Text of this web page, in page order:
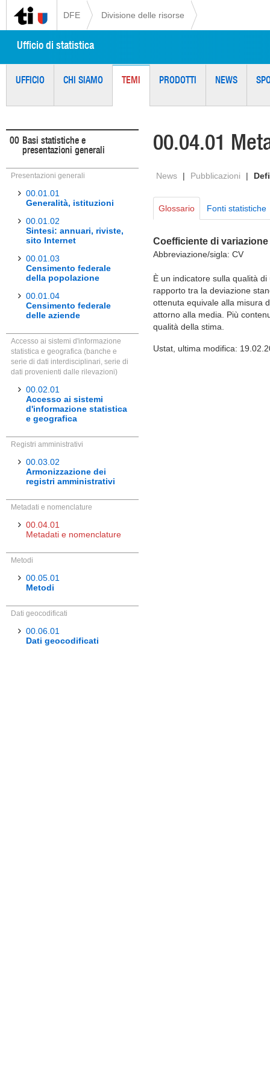
DFE Divisione delle risorse
Ufficio di statistica
UFFICIO CHI SIAMO TEMI PRODOTTI NEWS
00 Basi statistiche e
presentazioni generali
Presentazioni generali
00.01.01
Generalità, istituzioni
00.01.02
Sintesi: annuari, riviste,
sito Internet
00.01.03
Censimento federale
della popolazione
00.01.04
Censimento federale
delle aziende
Accesso ai sistemi d'informazione
statistica e geografica (banche e
serie di dati interdisciplinari, serie di
dati provenienti dalle rilevazioni)
00.02.01
Accesso ai sistemi
d'informazione statistica
e geografica
Registri amministrativi
00.03.02
Armonizzazione dei
registri amministrativi
Metadati e nomenclature
00.04.01
Metadati e nomenclature
Metodi
00.05.01
Metodi
Dati geocodificati
00.06.01
Dati geocodificati
00.04.01
News | Pubblicazioni |
Glossario Fonti statistiche
Coefficiente di variazione
Abbreviazione/sigla: CV
È un indicatore sulla qualità
rapporto tra la deviazione
ottenuta equivale alla misura
attorno alla media. Più
qualità della stima.
Ustat, ultima modifica: